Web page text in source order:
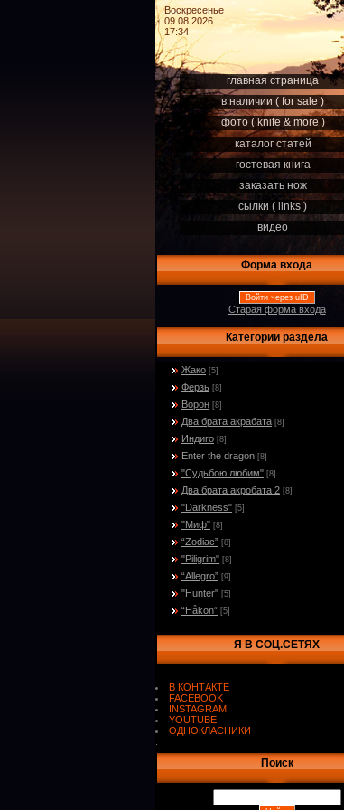
Воскресенье
09.08.2026
17:34
главная страница
в наличии ( for sale )
фото ( knife & more )
каталог статей
гостевая книга
заказать нож
сылки ( links )
видео
Форма входа
Войти через uID
Старая форма входа
Категории раздела
Жако [5]
Ферзь [8]
Ворон [8]
Два брата акрабата [8]
Индиго [8]
Enter the dragon [8]
"Судьбою любим" [8]
Два брата акробата 2 [8]
"Darkness" [5]
"Миф" [8]
“Zodiac” [8]
"Piligrim" [8]
“Allegro” [9]
"Hunter" [5]
“Håkon” [5]
Я В СОЦ.СЕТЯХ
В КОНТАКТЕ
FACEBOOK
INSTAGRAM
YOUTUBE
ОДНОКЛАСНИКИ
Поиск